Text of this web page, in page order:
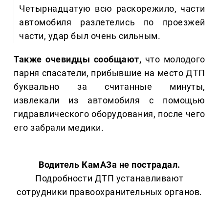
Четырнадцатую всю раскорежило, части
автомобиля разлетелись по проезжей
части, удар был очень сильным.
Также очевидцы сообщают, что молодого
парня спасатели, прибывшие на место ДТП
буквально за считанные минуты,
извлекали из автомобиля с помощью
гидравлического оборудования, после чего
его забрали медики.
Водитель КамАЗа не пострадал.
Подробности ДТП устанавливают
сотрудники правоохранительных органов.